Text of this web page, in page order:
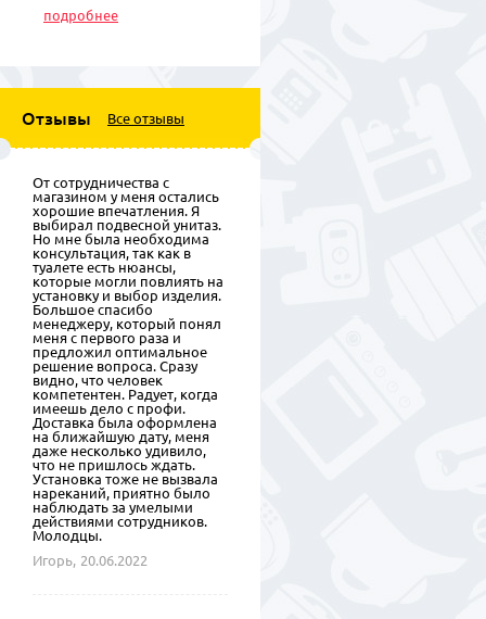
оборудование по низким
ценам
подробнее
Отзывы Все отзывы
От сотрудничества с
магазином у меня остались
хорошие впечатления. Я
выбирал подвесной унитаз.
Но мне была необходима
консультация, так как в
туалете есть нюансы,
которые могли повлиять на
установку и выбор изделия.
Большое спасибо
менеджеру, который понял
меня с первого раза и
предложил оптимальное
решение вопроса. Сразу
видно, что человек
компетентен. Радует, когда
имеешь дело с профи.
Доставка была оформлена
на ближайшую дату, меня
даже несколько удивило,
что не пришлось ждать.
Установка тоже не вызвала
нареканий, приятно было
наблюдать за умелыми
действиями сотрудников.
Молодцы.
Игорь, 20.06.2022